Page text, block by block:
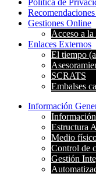
Política de
Gestiones Online
Acceso a
Enlaces Externos
El tiempo
SCRATS
Embalses
Información
Estructura
Medio
Control de
Gestión